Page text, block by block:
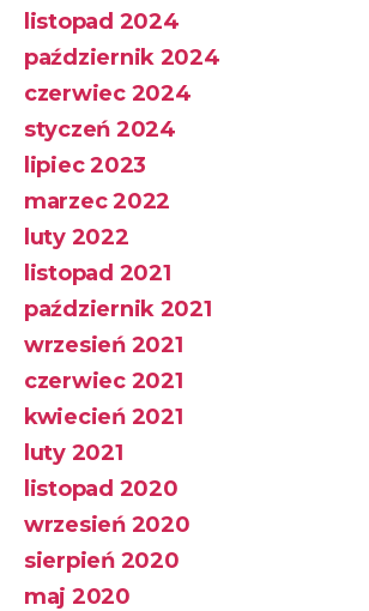
listopad 2024
październik 2024
czerwiec 2024
styczeń 2024
lipiec 2023
marzec 2022
luty 2022
listopad 2021
październik 2021
wrzesień 2021
czerwiec 2021
kwiecień 2021
luty 2021
listopad 2020
wrzesień 2020
sierpień 2020
maj 2020